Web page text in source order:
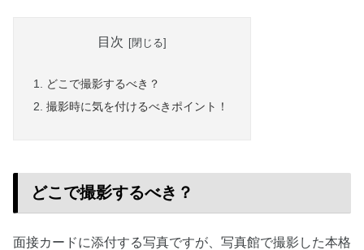
目次
どこで撮影するべき？
撮影時に気を付けるべきポイント！
どこで撮影するべき？
面接カードに添付する写真ですが、写真館で撮影した本格